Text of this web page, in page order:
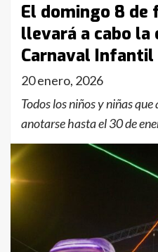
El domingo 8 de
llevará a cabo la
Carnaval Infantil
20 enero, 2026
Todos los niños y niñas
anotarse hasta el 30 de